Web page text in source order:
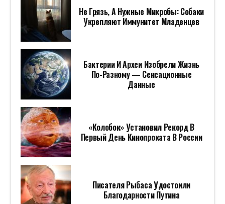
Не Грязь, А Нужные Микробы: Собаки
Укрепляют Иммунитет Младенцев
Бактерии И Археи Изобрели Жизнь
По-Разному — Сенсационные
Данные
«Колобок» Установил Рекорд В
Первый День Кинопроката В России
Писателя Рыбаса Удостоили
Благодарности Путина